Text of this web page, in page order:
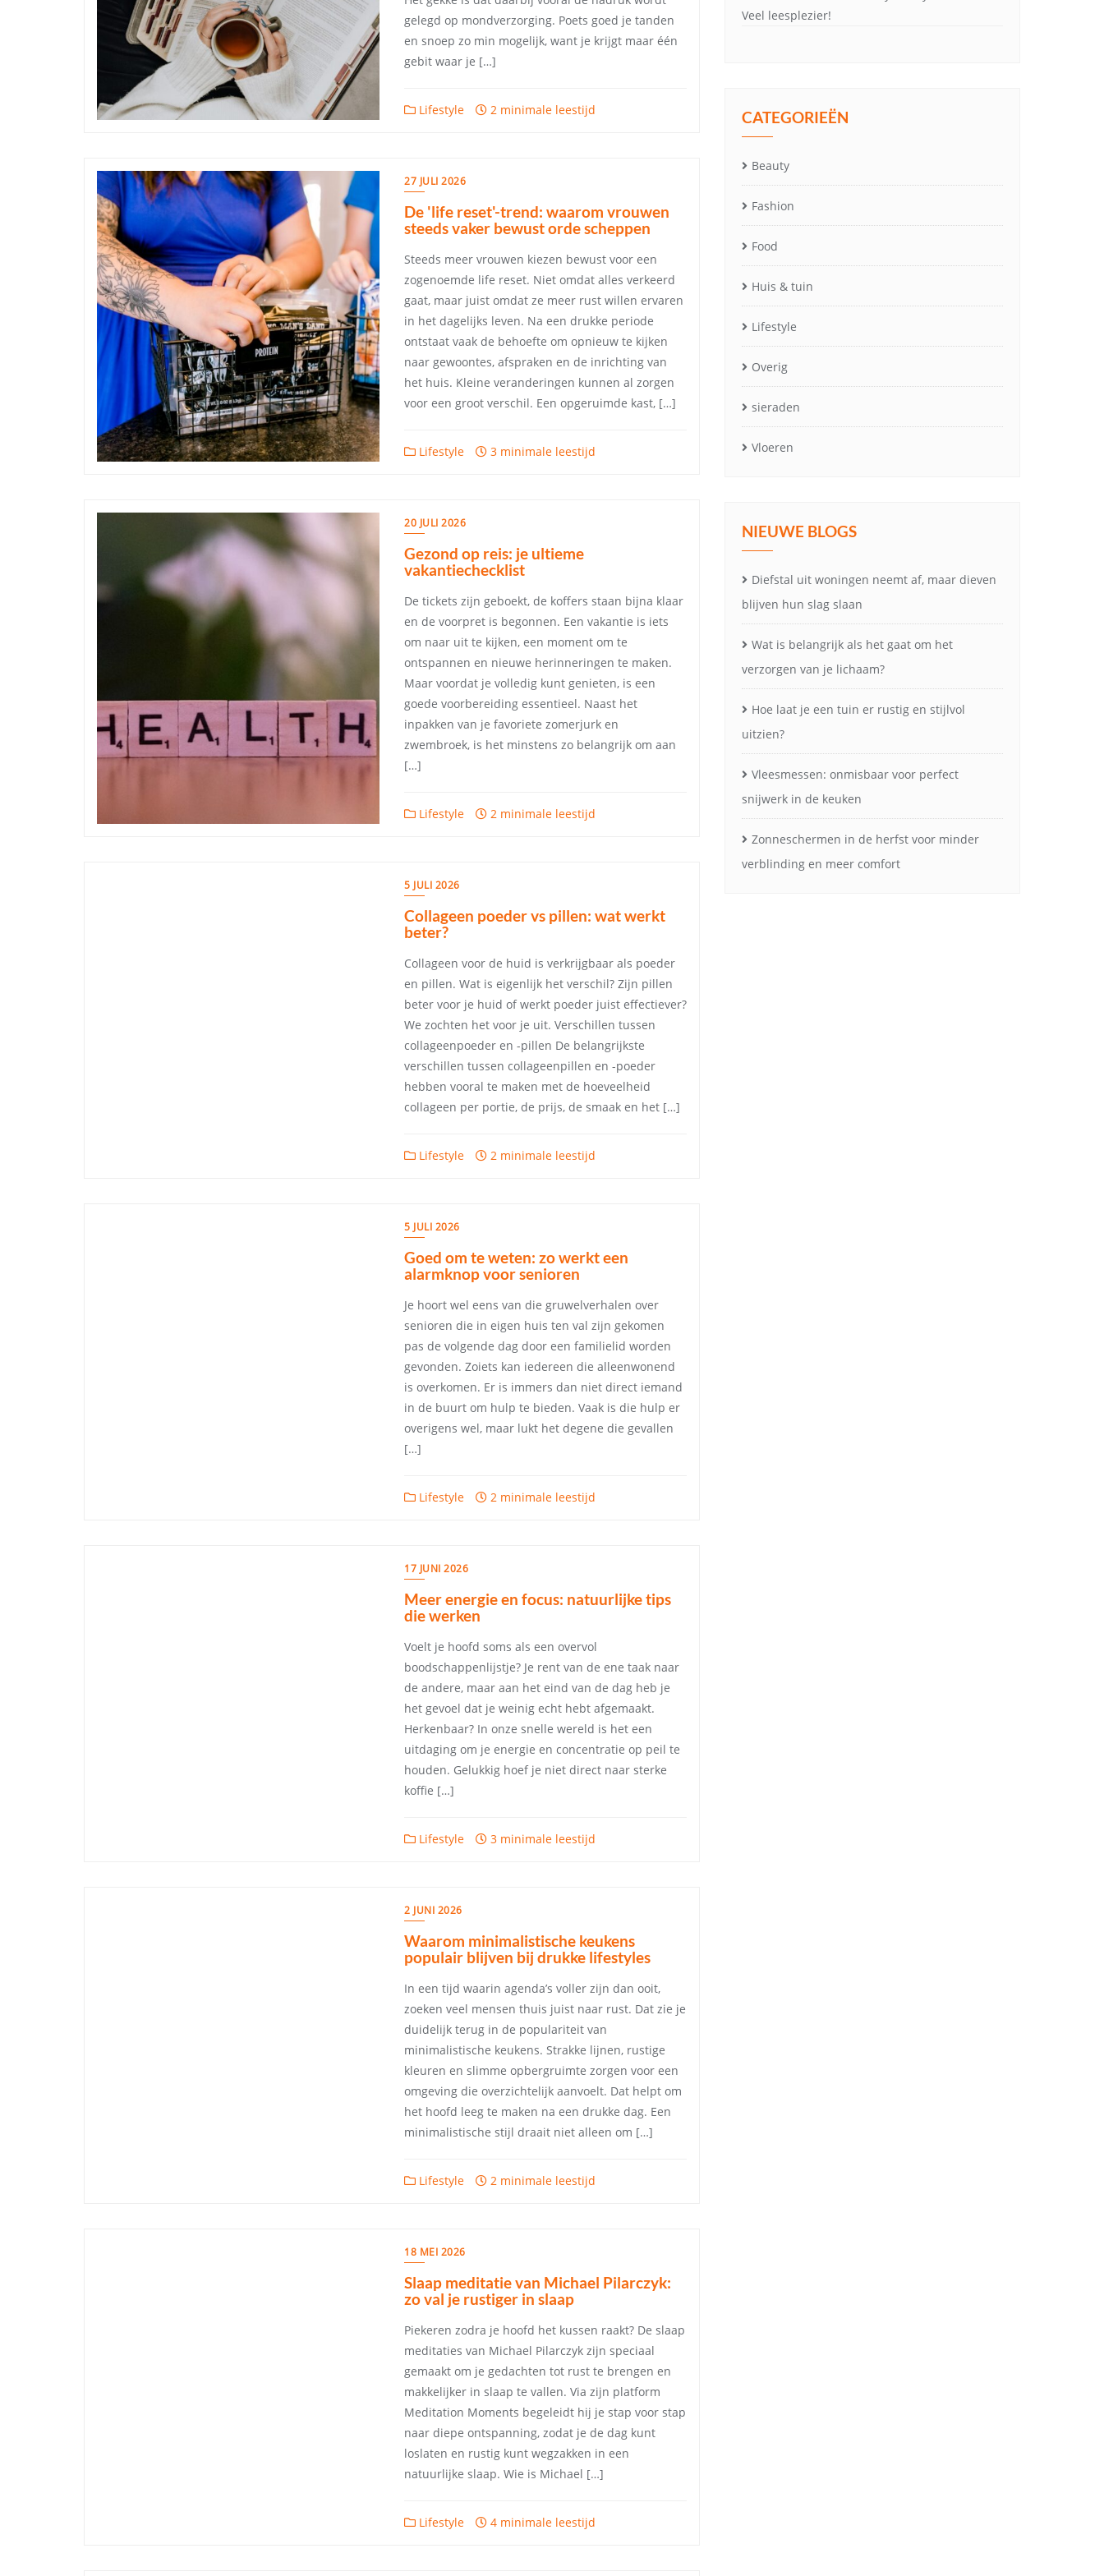
gelegd op mondverzorging. Poets goed je tanden
en snoep zo min mogelijk, want je krijgt maar één
gebit waar je […]
Lifestyle 2 minimale leestijd
27 JULI 2026
De 'life reset'-trend: waarom vrouwen
steeds vaker bewust orde scheppen
Steeds meer vrouwen kiezen bewust voor een
zogenoemde life reset. Niet omdat alles verkeerd
gaat, maar juist omdat ze meer rust willen ervaren
in het dagelijks leven. Na een drukke periode
ontstaat vaak de behoefte om opnieuw te kijken
naar gewoontes, afspraken en de inrichting van
het huis. Kleine veranderingen kunnen al zorgen
voor een groot verschil. Een opgeruimde kast, […]
Lifestyle 3 minimale leestijd
20 JULI 2026
Gezond op reis: je ultieme
vakantiechecklist
De tickets zijn geboekt, de koffers staan bijna klaar
en de voorpret is begonnen. Een vakantie is iets
om naar uit te kijken, een moment om te
ontspannen en nieuwe herinneringen te maken.
Maar voordat je volledig kunt genieten, is een
goede voorbereiding essentieel. Naast het
inpakken van je favoriete zomerjurk en
zwembroek, is het minstens zo belangrijk om aan
[…]
Lifestyle 2 minimale leestijd
5 JULI 2026
Collageen poeder vs pillen: wat werkt
beter?
Collageen voor de huid is verkrijgbaar als poeder
en pillen. Wat is eigenlijk het verschil? Zijn pillen
beter voor je huid of werkt poeder juist effectiever?
We zochten het voor je uit. Verschillen tussen
collageenpoeder en -pillen De belangrijkste
verschillen tussen collageenpillen en -poeder
hebben vooral te maken met de hoeveelheid
collageen per portie, de prijs, de smaak en het […]
Lifestyle 2 minimale leestijd
5 JULI 2026
Goed om te weten: zo werkt een
alarmknop voor senioren
Je hoort wel eens van die gruwelverhalen over
senioren die in eigen huis ten val zijn gekomen
pas de volgende dag door een familielid worden
gevonden. Zoiets kan iedereen die alleenwonend
is overkomen. Er is immers dan niet direct iemand
in de buurt om hulp te bieden. Vaak is die hulp er
overigens wel, maar lukt het degene die gevallen
[…]
Lifestyle 2 minimale leestijd
17 JUNI 2026
Meer energie en focus: natuurlijke tips
die werken
Voelt je hoofd soms als een overvol
boodschappenlijstje? Je rent van de ene taak naar
de andere, maar aan het eind van de dag heb je
het gevoel dat je weinig echt hebt afgemaakt.
Herkenbaar? In onze snelle wereld is het een
uitdaging om je energie en concentratie op peil te
houden. Gelukkig hoef je niet direct naar sterke
koffie […]
Lifestyle 3 minimale leestijd
2 JUNI 2026
Waarom minimalistische keukens
populair blijven bij drukke lifestyles
In een tijd waarin agenda’s voller zijn dan ooit,
zoeken veel mensen thuis juist naar rust. Dat zie je
duidelijk terug in de populariteit van
minimalistische keukens. Strakke lijnen, rustige
kleuren en slimme opbergruimte zorgen voor een
omgeving die overzichtelijk aanvoelt. Dat helpt om
het hoofd leeg te maken na een drukke dag. Een
minimalistische stijl draait niet alleen om […]
Lifestyle 2 minimale leestijd
18 MEI 2026
Slaap meditatie van Michael Pilarczyk:
zo val je rustiger in slaap
Piekeren zodra je hoofd het kussen raakt? De slaap
meditaties van Michael Pilarczyk zijn speciaal
gemaakt om je gedachten tot rust te brengen en
makkelijker in slaap te vallen. Via zijn platform
Meditation Moments begeleidt hij je stap voor stap
naar diepe ontspanning, zodat je de dag kunt
loslaten en rustig kunt wegzakken in een
natuurlijke slaap. Wie is Michael […]
Lifestyle 4 minimale leestijd
Veel leesplezier!
CATEGORIEËN
Beauty
Fashion
Food
Huis & tuin
Lifestyle
Overig
sieraden
Vloeren
NIEUWE BLOGS
Diefstal uit woningen neemt af, maar dieven
blijven hun slag slaan
Wat is belangrijk als het gaat om het
verzorgen van je lichaam?
Hoe laat je een tuin er rustig en stijlvol
uitzien?
Vleesmessen: onmisbaar voor perfect
snijwerk in de keuken
Zonneschermen in de herfst voor minder
verblinding en meer comfort